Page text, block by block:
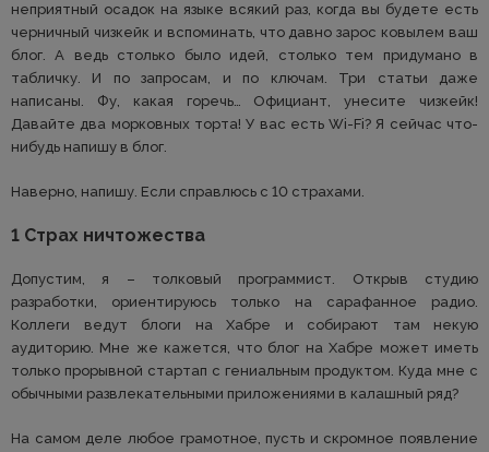
неприятный осадок на языке всякий раз, когда вы будете есть
черничный чизкейк и вспоминать, что давно зарос ковылем ваш
блог. А ведь столько было идей, столько тем придумано в
табличку. И по запросам, и по ключам. Три статьи даже
написаны. Фу, какая горечь… Официант, унесите чизкейк!
Давайте два морковных торта! У вас есть Wi-Fi? Я сейчас что-
нибудь напишу в блог.
Наверно, напишу. Если справлюсь с 10 страхами.
1 Страх ничтожества
Допустим, я – толковый программист. Открыв студию
разработки, ориентируюсь только на сарафанное радио.
Коллеги ведут блоги на Хабре и собирают там некую
аудиторию. Мне же кажется, что блог на Хабре может иметь
только прорывной стартап с гениальным продуктом. Куда мне с
обычными развлекательными приложениями в калашный ряд?
На самом деле любое грамотное, пусть и скромное появление